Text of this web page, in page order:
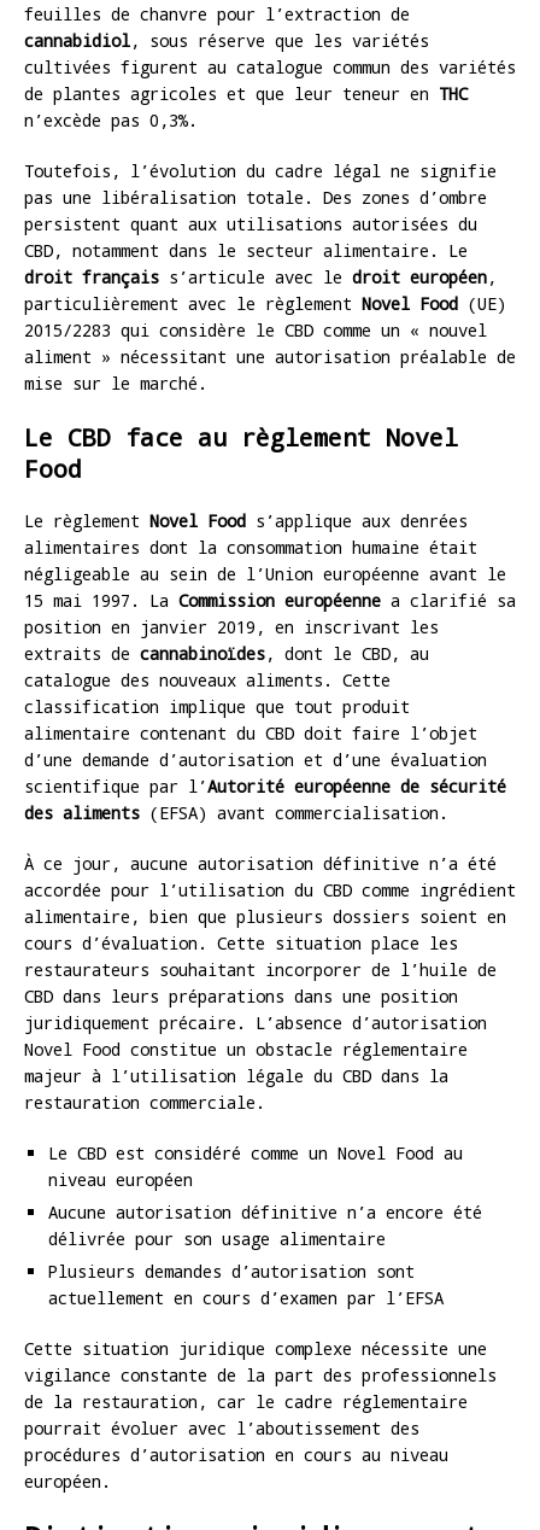
feuilles de chanvre pour l’extraction de
cannabidiol, sous réserve que les variétés
cultivées figurent au catalogue commun des variétés
de plantes agricoles et que leur teneur en THC
n’excède pas 0,3%.
Toutefois, l’évolution du cadre légal ne signifie
pas une libéralisation totale. Des zones d’ombre
persistent quant aux utilisations autorisées du
CBD, notamment dans le secteur alimentaire. Le
droit français s’articule avec le droit européen,
particulièrement avec le règlement Novel Food (UE)
2015/2283 qui considère le CBD comme un « nouvel
aliment » nécessitant une autorisation préalable de
mise sur le marché.
Le CBD face au règlement Novel
Food
Le règlement Novel Food s’applique aux denrées
alimentaires dont la consommation humaine était
négligeable au sein de l’Union européenne avant le
15 mai 1997. La Commission européenne a clarifié sa
position en janvier 2019, en inscrivant les
extraits de cannabinoïdes, dont le CBD, au
catalogue des nouveaux aliments. Cette
classification implique que tout produit
alimentaire contenant du CBD doit faire l’objet
d’une demande d’autorisation et d’une évaluation
scientifique par l’Autorité européenne de sécurité
des aliments (EFSA) avant commercialisation.
À ce jour, aucune autorisation définitive n’a été
accordée pour l’utilisation du CBD comme ingrédient
alimentaire, bien que plusieurs dossiers soient en
cours d’évaluation. Cette situation place les
restaurateurs souhaitant incorporer de l’huile de
CBD dans leurs préparations dans une position
juridiquement précaire. L’absence d’autorisation
Novel Food constitue un obstacle réglementaire
majeur à l’utilisation légale du CBD dans la
restauration commerciale.
Le CBD est considéré comme un Novel Food au
niveau européen
Aucune autorisation définitive n’a encore été
délivrée pour son usage alimentaire
Plusieurs demandes d’autorisation sont
actuellement en cours d’examen par l’EFSA
Cette situation juridique complexe nécessite une
vigilance constante de la part des professionnels
de la restauration, car le cadre réglementaire
pourrait évoluer avec l’aboutissement des
procédures d’autorisation en cours au niveau
européen.